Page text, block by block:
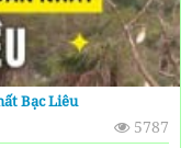
Bạc Liêu
5787